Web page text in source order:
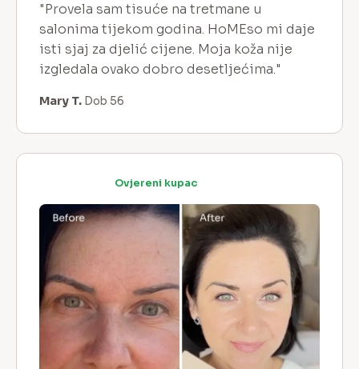
"Provela sam tisuće na tretmane u
salonima tijekom godina. HoMEso mi daje
isti sjaj za djelić cijene. Moja koža nije
izgledala ovako dobro desetljećima."
Mary T. Dob 56
Ovjereni kupac